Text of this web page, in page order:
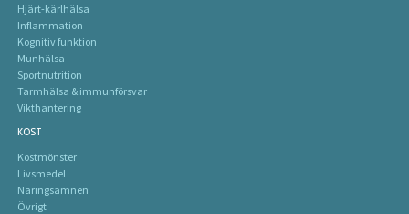
Hjärt-kärlhälsa
Inflammation
Kognitiv funktion
Munhälsa
Sportnutrition
Tarmhälsa & immunförsvar
Vikthantering
KOST
Kostmönster
Livsmedel
Näringsämnen
Övrigt